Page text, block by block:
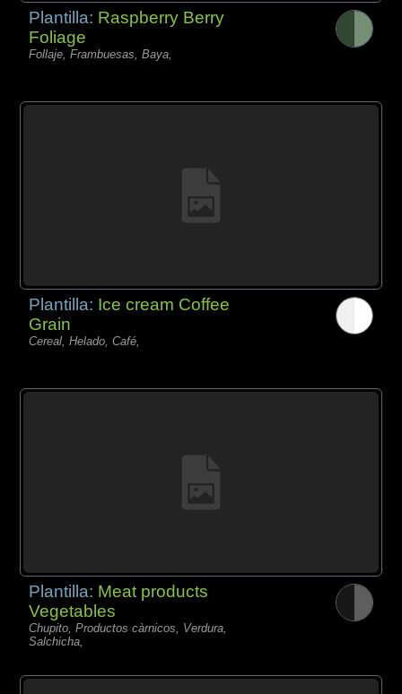
Plantilla: Raspberry Berry
Foliage
Follaje, Frambuesas, Baya,
Plantilla: Ice cream Coffee
Grain
Cereal, Helado, Café,
Plantilla: Meat products
Vegetables
Chupito, Productos càrnicos, Verdura,
Salchicha,